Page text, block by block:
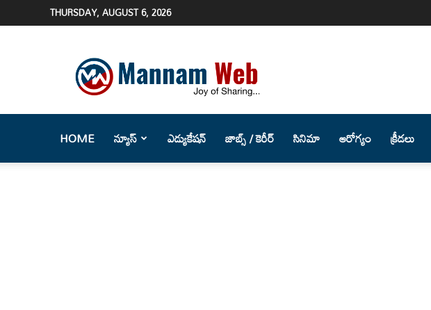
THURSDAY, AUGUST 6, 2026
Web
(మన్నం
News
HOME న్యూస్ ఎడ్యుకేషన్ జాబ్స్ / కెరీర్ సినిమా ఆరోగ్యం క్రీడలు